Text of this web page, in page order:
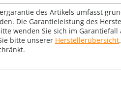
des Artikels umfasst
Die Garantieleistung des
wenden Sie sich im
bitte unserer Herstellerübersicht